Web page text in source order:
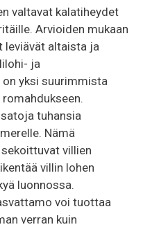
valtavat kalatiheydet
Arvioiden mukaan
altaista ja
ja
yksi suurimmista
tuhansia
Nämä
villien
villin lohen
luonnossa.
voi tuottaa
verran kuin